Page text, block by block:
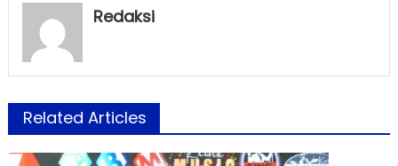
Redaksi
Related Articles